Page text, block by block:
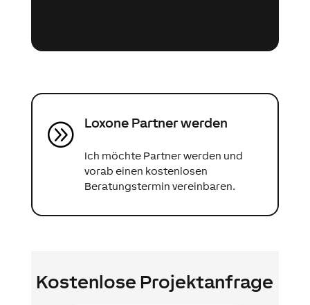
A Loxone Partner werden
Ich möchte Partner werden und
vorab einen kostenlosen
Beratungstermin vereinbaren.
Kostenlose Projektanfrage